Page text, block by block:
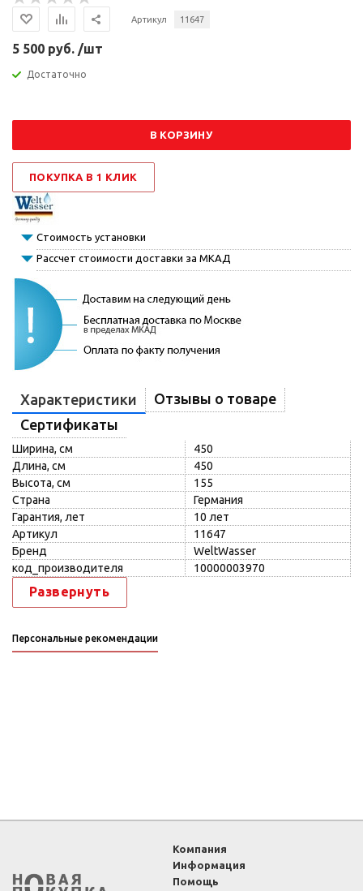
Артикул 11647
5 500 руб. /шт
Достаточно
В КОРЗИНУ
ПОКУПКА В 1 КЛИК
Стоимость установки
Рассчет стоимости доставки за МКАД
Характеристики
Отзывы о товаре
Сертификаты
Ширина, см
450
Длина, см
450
Высота, см
155
Страна
Германия
Гарантия, лет
10 лет
Артикул
11647
Бренд
WeltWasser
код_производителя
10000003970
Развернуть
Персональные рекомендации
Компания
Информация
Помощь